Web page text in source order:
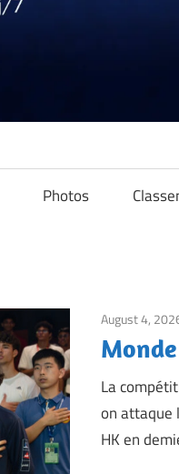
Photos
August 4,
La
on attaque
HK en